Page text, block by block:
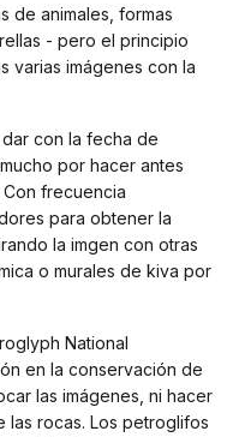
de animales, formas
- pero el principio
varias imágenes con la
con la fecha de
por hacer antes
frecuencia
para obtener la
la imgen con otras
o murales de kiva por
National
en la conservación de
las imágenes, ni hacer
las rocas. Los petroglifos